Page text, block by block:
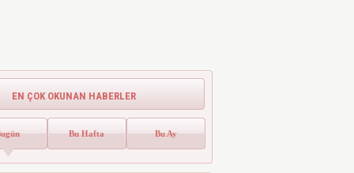
EN ÇOK OKUNAN HABERLER
Bu Hafta Bu Ay
Sahipleri Dikkat